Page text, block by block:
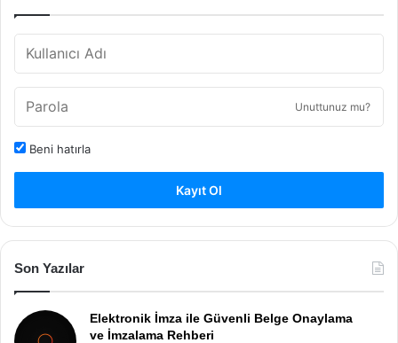
Unuttunuz mu?
Beni hatırla
Kayıt Ol
Son Yazılar
Elektronik İmza ile Güvenli Belge Onaylama
ve İmzalama Rehberi